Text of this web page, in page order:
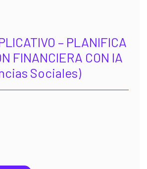
– PLANIFICA
FINANCIERA CON IA
Sociales)